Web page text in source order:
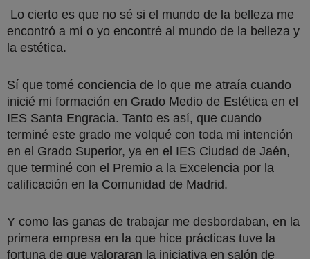
Lo cierto es que no sé si el mundo de la belleza me
encontró a mí o yo encontré al mundo de la belleza y
la estética.
Sí que tomé conciencia de lo que me atraía cuando
inicié mi formación en Grado Medio de Estética en el
IES Santa Engracia. Tanto es así, que cuando
terminé este grado me volqué con toda mi intención
en el Grado Superior, ya en el IES Ciudad de Jaén,
que terminé con el Premio a la Excelencia por la
calificación en la Comunidad de Madrid.
Y como las ganas de trabajar me desbordaban, en la
primera empresa en la que hice prácticas tuve la
fortuna de que valoraran la iniciativa en salón de